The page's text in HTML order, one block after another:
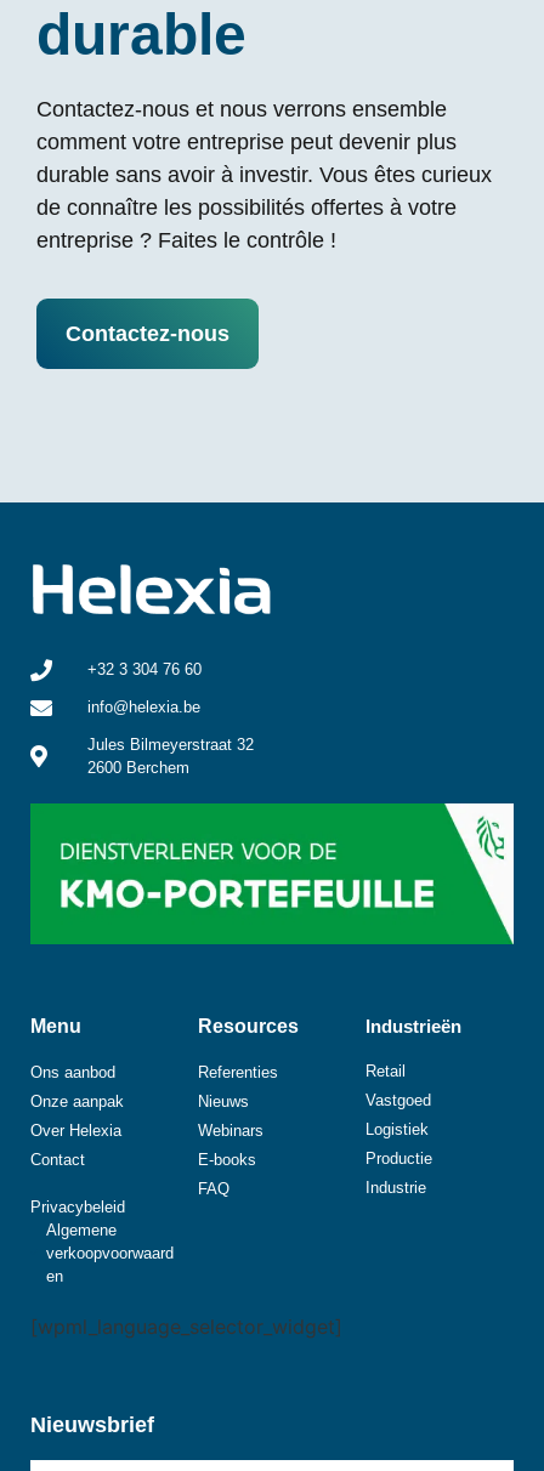
durable
Contactez-nous et nous verrons ensemble
comment votre entreprise peut devenir plus
durable sans avoir à investir. Vous êtes curieux
de connaître les possibilités offertes à votre
entreprise ? Faites le contrôle !
Contactez-nous
+32 3 304 76 60
info@helexia.be
Jules Bilmeyerstraat 32
2600 Berchem
Menu
Ons aanbod
Onze aanpak
Over Helexia
Contact
Privacybeleid
Algemene
verkoopvoorwaard
en
[wpml_language_selector_widget]
Resources
Referenties
Nieuws
Webinars
E-books
FAQ
Industrieën
Retail
Vastgoed
Logistiek
Productie
Industrie
Nieuwsbrief